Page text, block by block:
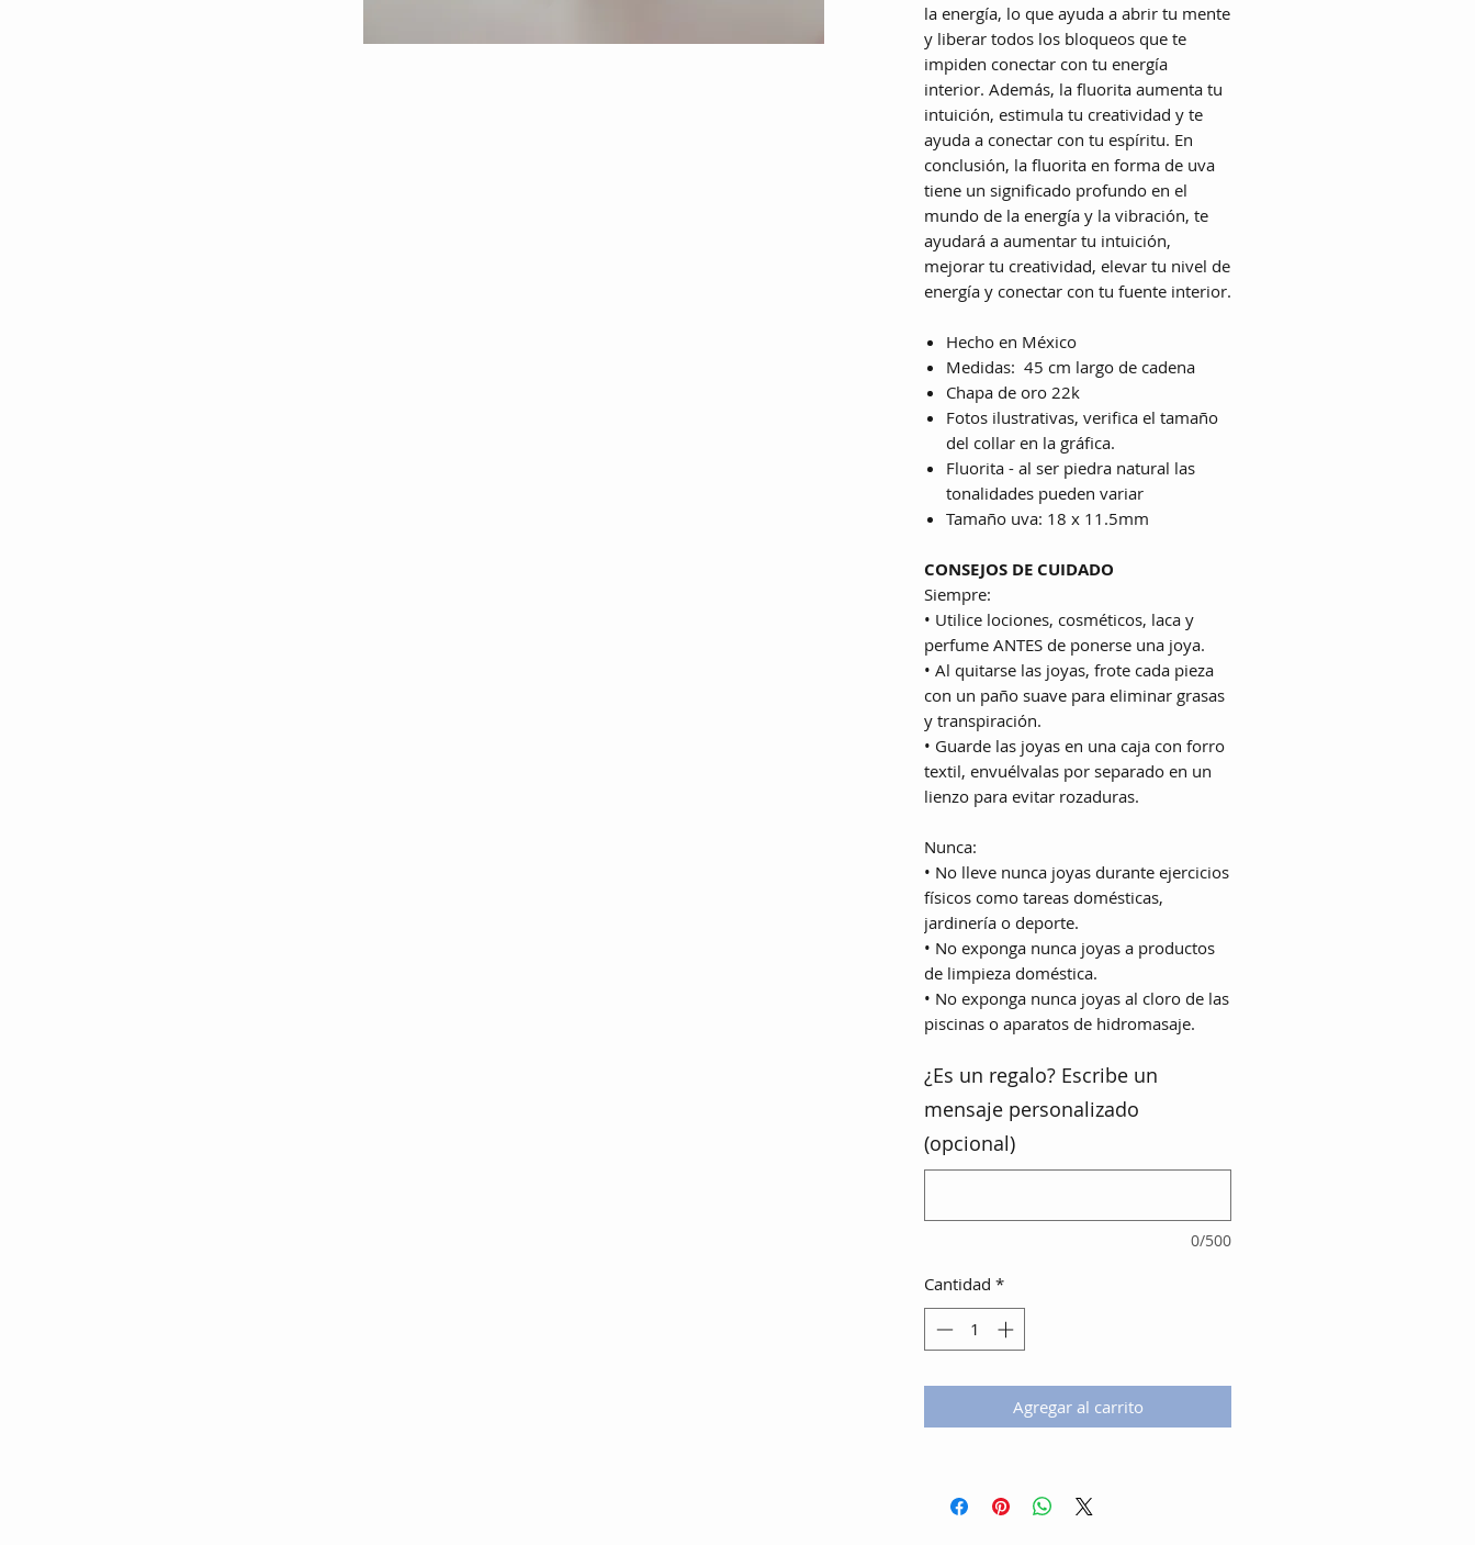
la energía, lo que ayuda a abrir tu mente
y liberar todos los bloqueos que te
impiden conectar con tu energía
interior. Además, la fluorita aumenta tu
intuición, estimula tu creatividad y te
ayuda a conectar con tu espíritu. En
conclusión, la fluorita en forma de uva
tiene un significado profundo en el
mundo de la energía y la vibración, te
ayudará a aumentar tu intuición,
mejorar tu creatividad, elevar tu nivel de
energía y conectar con tu fuente interior.
Hecho en México
Medidas: 45 cm largo de cadena
Chapa de oro 22k
Fotos ilustrativas, verifica el tamaño
del collar en la gráfica.
Fluorita - al ser piedra natural las
tonalidades pueden variar
Tamaño uva: 18 x 11.5mm
CONSEJOS DE CUIDADO
Siempre:
• Utilice lociones, cosméticos, laca y
perfume ANTES de ponerse una joya.
• Al quitarse las joyas, frote cada pieza
con un paño suave para eliminar grasas
y transpiración.
• Guarde las joyas en una caja con forro
textil, envuélvalas por separado en un
lienzo para evitar rozaduras.
Nunca:
• No lleve nunca joyas durante ejercicios
físicos como tareas domésticas,
jardinería o deporte.
• No exponga nunca joyas a productos
de limpieza doméstica.
• No exponga nunca joyas al cloro de las
piscinas o aparatos de hidromasaje.
¿Es un regalo? Escribe un
mensaje personalizado
(opcional)
0/500
Cantidad *
Agregar al carrito